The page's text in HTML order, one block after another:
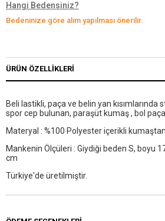
Hangi Bedensiniz?
Bedeninize göre alım yapılması önerilir.
ÜRÜN ÖZELLIKLERI
Beli lastikli, paça ve belin yan kısımlarında
spor cep bulunan, paraşüt kumaş , bol
Materyal : %100 Polyester içerikli
Mankenin Ölçüleri : Giydiği beden S, boyu
cm
Türkiye'de üretilmiştir.